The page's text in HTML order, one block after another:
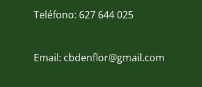
Teléfono: 627 644 025
Email: cbdenflor@gmail.com